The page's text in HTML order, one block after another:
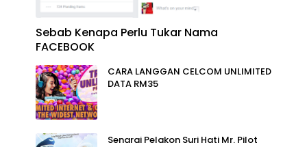
Sebab Kenapa Perlu Tukar Nama
FACEBOOK
CARA LANGGAN CELCOM UNLIMITED
DATA RM35
Senarai Pelakon Suri Hati Mr. Pilot